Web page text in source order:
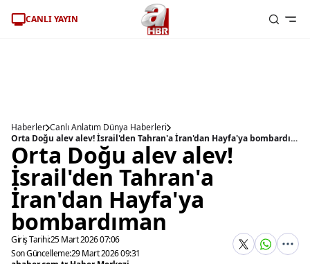
CANLI YAYIN
Haberler Canlı Anlatım Dünya Haberleri
Orta Doğu alev alev! İsrail'den Tahran'a İran'dan Hayfa'ya bombardıman
Orta Doğu alev alev!
İsrail'den Tahran'a
İran'dan Hayfa'ya
bombardıman
Giriş Tarihi:25 Mart 2026 07:06
Son Güncelleme:29 Mart 2026 09:31